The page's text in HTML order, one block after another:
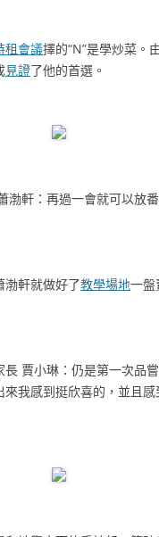
租會議擇的“N”是學炒菜。
見證了他的首選。
軒：再過一會就可以放
軒就做好了教學場地一盤
賈小琳：仍是第一次品
我感到挺欣喜的，並且